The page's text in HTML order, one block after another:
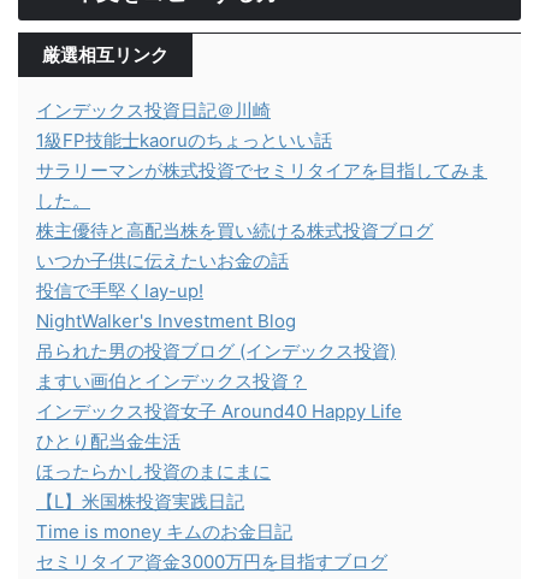
厳選相互リンク
インデックス投資日記＠川崎
1級FP技能士kaoruのちょっといい話
サラリーマンが株式投資でセミリタイアを目指してみま
した。
株主優待と高配当株を買い続ける株式投資ブログ
いつか子供に伝えたいお金の話
投信で手堅くlay-up!
NightWalker's Investment Blog
吊られた男の投資ブログ (インデックス投資)
ますい画伯とインデックス投資？
インデックス投資女子 Around40 Happy Life
ひとり配当金生活
ほったらかし投資のまにまに
【L】米国株投資実践日記
Time is money キムのお金日記
セミリタイア資金3000万円を目指すブログ